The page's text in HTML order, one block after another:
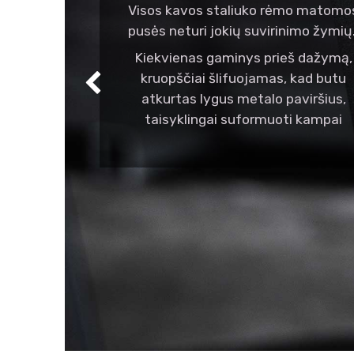
Visos kavos staliuko rėmo
pusės neturi jokių suvirinimo
Kiekvienas gaminys prieš dažymą,
kruopščiai šlifuojamas, kad butu
atkurtas lygus metalo paviršius,
taisyklingai suformuoti kampai
Ankstesnis